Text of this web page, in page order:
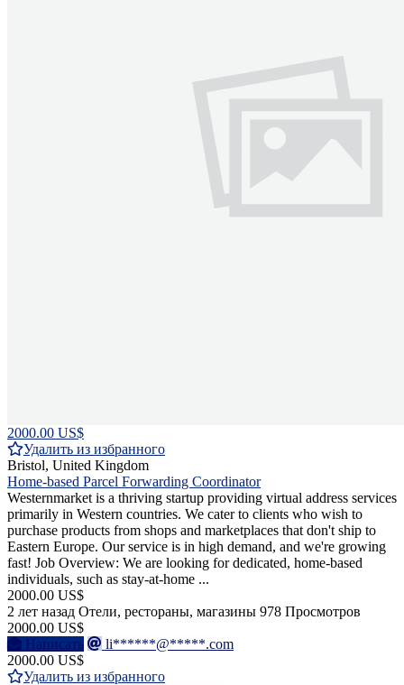
2000.00 US$
Удалить из избранного
Bristol, United Kingdom
Home-based Parcel Forwarding Coordinator
Westernmarket is a thriving startup providing virtual address services
primarily in Western countries. We cater to clients who wish to
purchase products from shops and marketplaces that don't ship to
Eastern Europe. Our service is in high demand, and we're growing
fast! Job Overview: We are looking for dedicated, home-based
individuals, such as stay-at-home ...
2000.00 US$
2 лет назад Отели, рестораны, магазины 978 Просмотров
2000.00 US$
Написать
li******@*****.com
2000.00 US$
Удалить из избранного